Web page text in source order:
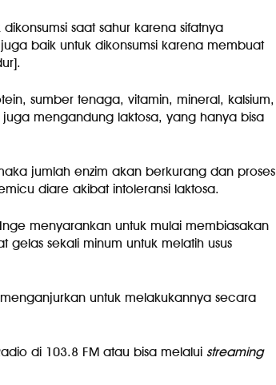
saat sahur karena sifatnya
baik untuk dikonsumsi karena membuat
sumber tenaga, vitamin, mineral, kalsium,
mengandung laktosa, yang hanya bisa
jumlah enzim akan berkurang dan proses
diare akibat intoleransi laktosa.
menyarankan untuk mulai membiasakan
gelas sekali minum untuk melatih usus
untuk melakukannya secara
di 103.8 FM atau bisa melalui streaming